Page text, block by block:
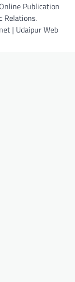
Publication
Relations.
| Udaipur Web